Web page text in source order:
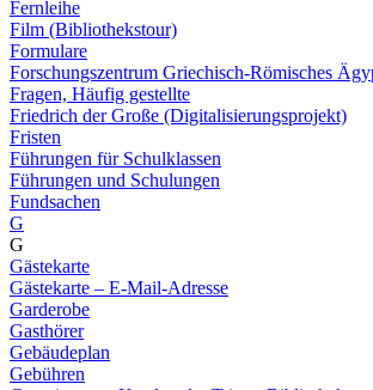
Fernleihe
Film (Bibliothekstour)
Formulare
Forschungszentrum Griechisch-Römisches
Fragen, Häufig gestellte
Friedrich der Große (Digitalisierungsprojekt)
Fristen
Führungen für Schulklassen
Führungen und Schulungen
Fundsachen
G
G
Gästekarte
Gästekarte – E-Mail-Adresse
Garderobe
Gasthörer
Gebäudeplan
Gebühren